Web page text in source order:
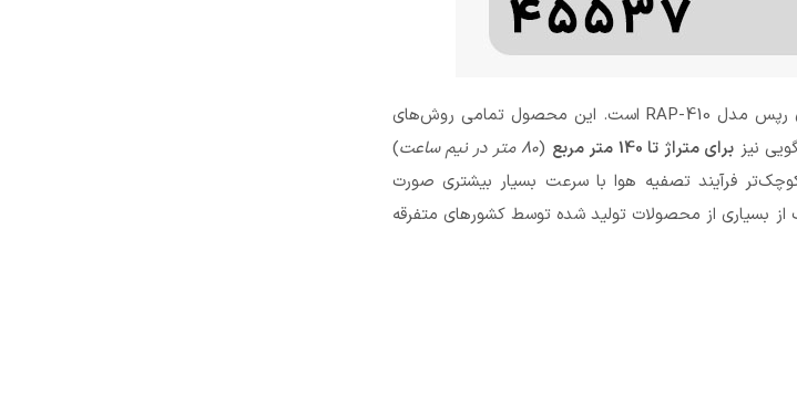
در پاسخ به سوال دستگاه تصفیه هوا چه بخریم، نخستین انتخاب ما بی‌شک دستگاه تصفیه هوای رپس مدل RAP-410 است. این محصول تمامی روش‌های
نیز برای متراژ تا 140 متر مربع (80 متر در نیم ساعت
)
فرآیند تصفیه هوا با سرعت بسیار بیشتری صورت
از بسیاری از محصولات تولید شده توسط کشورهای متفرقه